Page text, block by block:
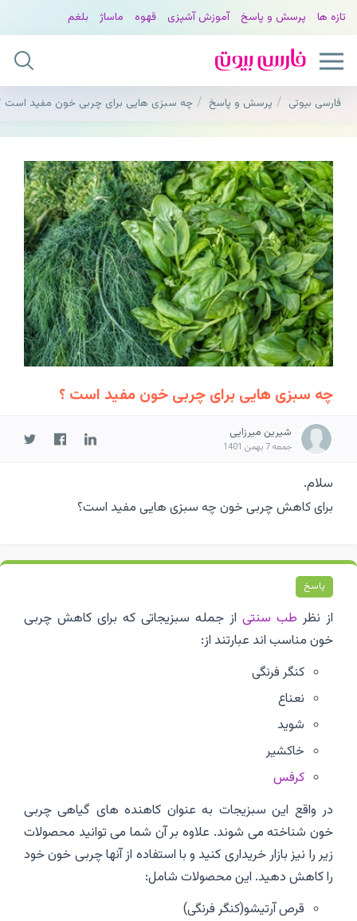
تازه ها پرسش و پاسخ آموزش آشپزی قهوه ماساژ بلغم
فارسی بیوتی پرسش و پاسخ چه سبزی هایی برای چربی خون مفید است
چه سبزی هایی برای چربی خون مفید است ؟
شیرین میرزایی
جمعه 7 بهمن 1401
سلام.
برای کاهش چربی خون چه سبزی هایی مفید است؟
پاسخ
از نظر طب سنتی از جمله سبزیجاتی که برای کاهش چربی
خون مناسب اند عبارتند از:
کنگر فرنگی
نعناع
شوید
خاکشیر
کرفس
در واقع این سبزیجات به عنوان کاهنده های گیاهی چربی
خون شناخته می شوند. علاوه بر آن شما می توانید محصولات
زیر را نیز بازار خریداری کنید و با استفاده از آنها چربی خون خود
را کاهش دهید. این محصولات شامل:
قرص آرتیشو(کنگر فرنگی)